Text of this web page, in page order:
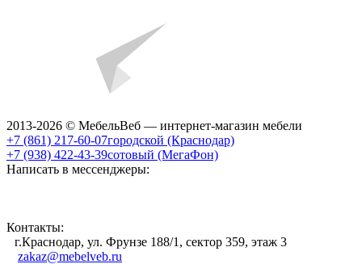
2013-2026 © МебельВеб — интернет-магазин мебели
+7 (861) 217-60-07городской (Краснодар)
+7 (938) 422-43-39сотовый (МегаФон)
Написать в мессенджеры:
Контакты:
г.Краснодар, ул. Фрунзе 188/1, сектор 359, этаж 3
zakaz@mebelveb.ru